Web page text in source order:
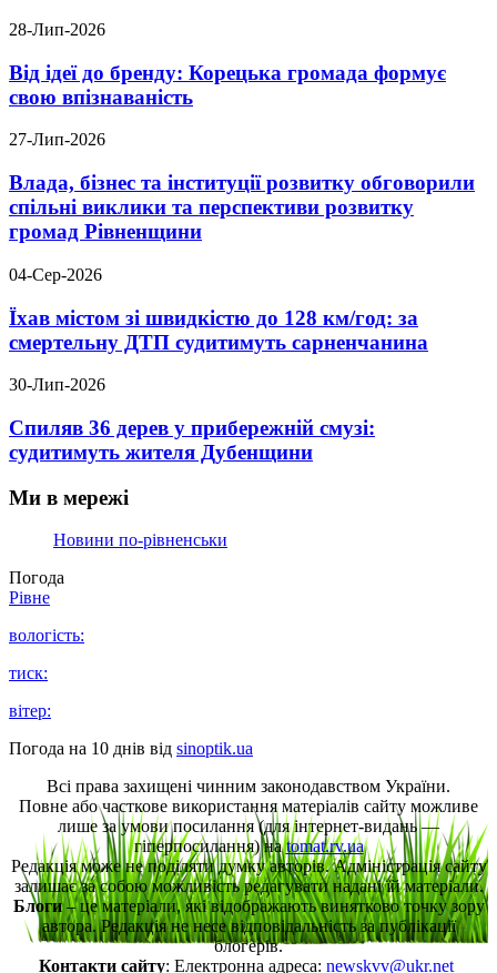
28-Лип-2026
Від ідеї до бренду: Корецька громада формує
свою впізнаваність
27-Лип-2026
Влада, бізнес та інституції розвитку обговорили
спільні виклики та перспективи розвитку
громад Рівненщини
04-Сер-2026
Їхав містом зі швидкістю до 128 км/год: за
смертельну ДТП судитимуть сарненчанина
30-Лип-2026
Спиляв 36 дерев у прибережній смузі:
судитимуть жителя Дубенщини
Ми в мережі
Новини по-рівненськи
Погода
Рівне
вологість:
тиск:
вітер:
Погода на 10 днів від sinoptik.ua
Всі права захищені чинним законодавством України.
Повне або часткове використання матеріалів сайту можливе
лише за умови посилання (для інтернет-видань —
гіперпосилання) наtomat.rv.ua
Редакція може не поділяти думку авторів. Адміністрація сайту
залишає за собою можливість редагувати надані їй матеріали.
Блоги– це матеріали, які відображають винятково точку зору
автора. Редакція не несе відповідальність за публікації
блогерів.
Контакти сайту: Електронна адреса: newskvv@ukr.net